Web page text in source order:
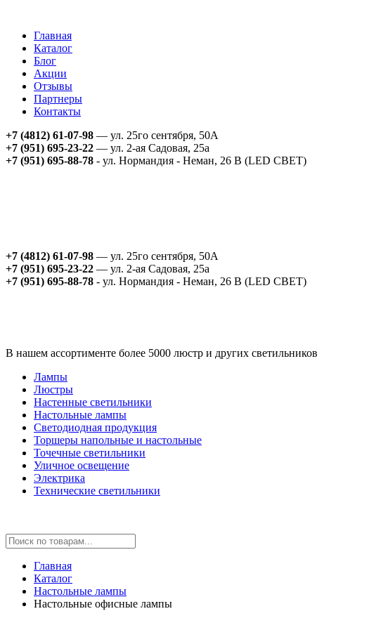
Главная
Каталог
Блог
Акции
Отзывы
Партнеры
Контакты
+7 (4812) 61-07-98 — ул. 25го сентября, 50А
+7 (951) 695-23-22 — ул. 2-ая Садовая, 25а
+7 (951) 695-88-78 - ул. Нормандия - Неман, 26 В (LED СВЕТ)
+7 (4812) 61-07-98 — ул. 25го сентября, 50А
+7 (951) 695-23-22 — ул. 2-ая Садовая, 25а
+7 (951) 695-88-78 - ул. Нормандия - Неман, 26 В (LED СВЕТ)
В нашем ассортименте более 5000 люстр и других светильников
Лампы
Люстры
Настенные светильники
Настольные лампы
Светодиодная продукция
Торшеры напольные и настольные
Точечные светильники
Уличное освещение
Электрика
Технические светильники
Главная
Каталог
Настольные лампы
Настольные офисные лампы